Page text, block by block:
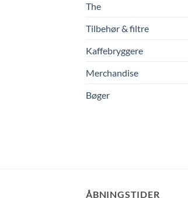
The
Tilbehør & filtre
Kaffebryggere
Merchandise
Bøger
ÅBNINGSTIDER